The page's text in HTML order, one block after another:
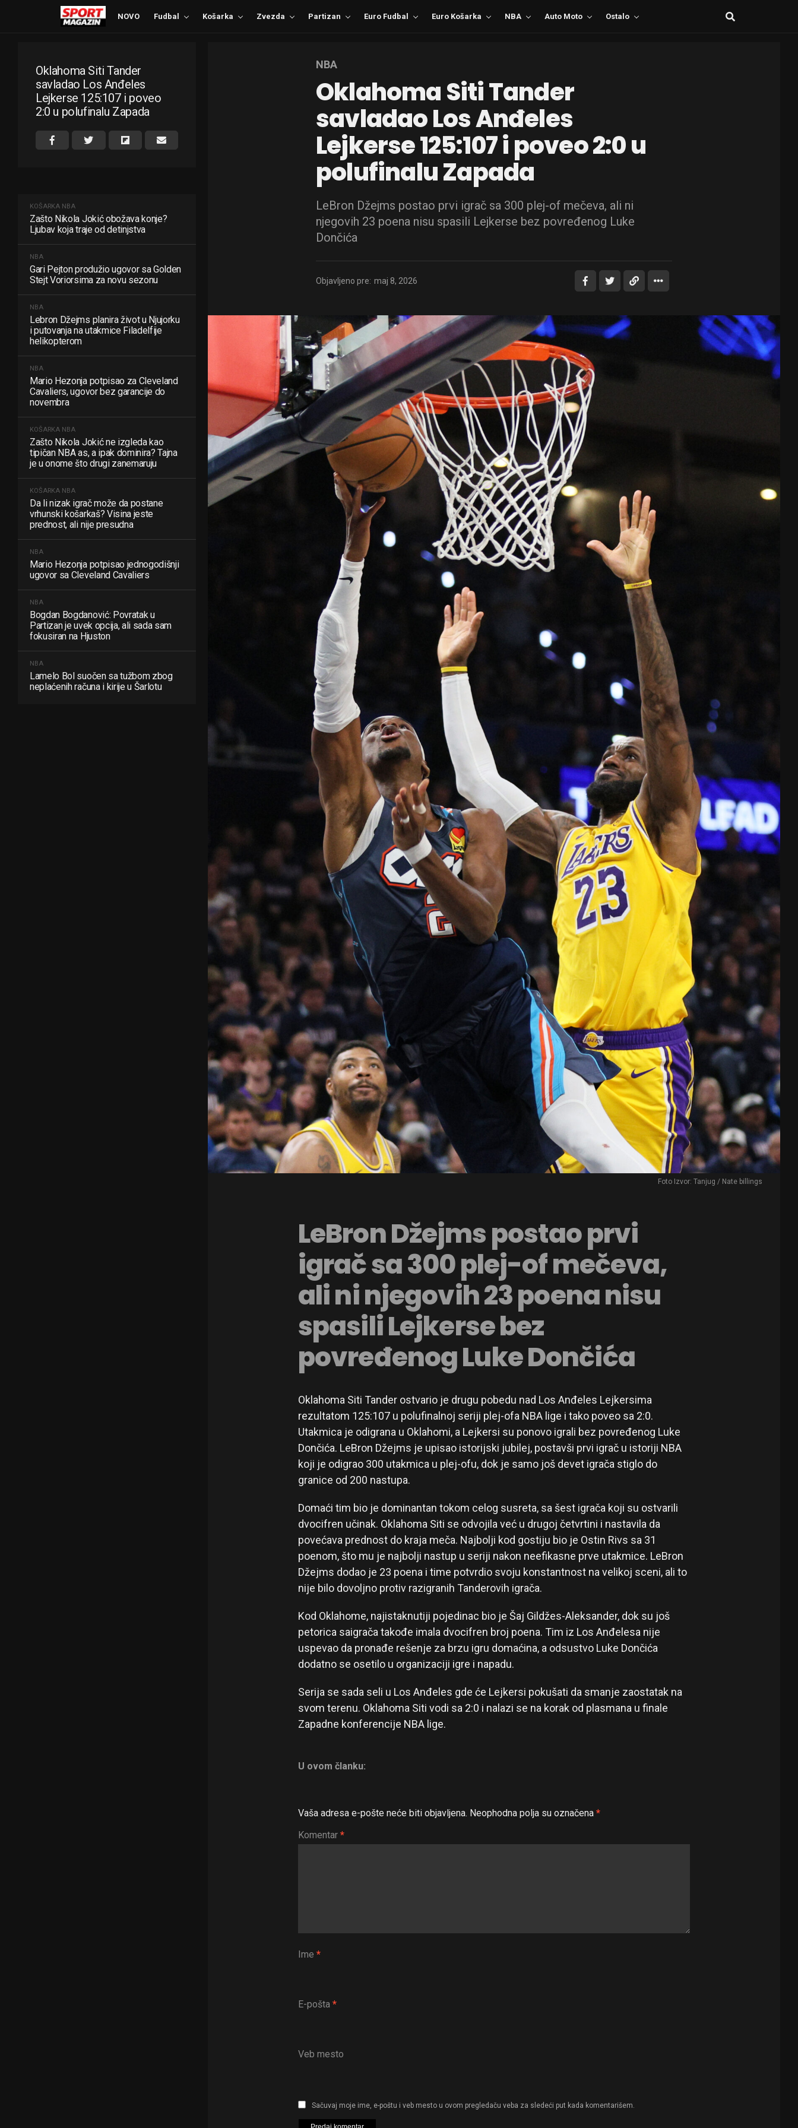
NOVO Fudbal Košarka Zvezda Partizan Euro Fudbal Euro Košarka NBA Auto Moto Ostalo
Oklahoma Siti Tander
savladao Los Anđeles
Lejkerse 125:107 i poveo
2:0 u polufinalu Zapada
KOŠARKA NBA
Zašto Nikola Jokić obožava konje?
Ljubav koja traje od detinjstva
NBA
Gari Pejton produžio ugovor sa Golden
Stejt Voriorsima za novu sezonu
NBA
Lebron Džejms planira život u Njujorku
i putovanja na utakmice Filadelfije
helikopterom
NBA
Mario Hezonja potpisao za Cleveland
Cavaliers, ugovor bez garancije do
novembra
KOŠARKA NBA
Zašto Nikola Jokić ne izgleda kao
tipičan NBA as, a ipak dominira? Tajna
je u onome što drugi zanemaruju
KOŠARKA NBA
Da li nizak igrač može da postane
vrhunski košarkaš? Visina jeste
prednost, ali nije presudna
NBA
Mario Hezonja potpisao jednogodišnji
ugovor sa Cleveland Cavaliers
NBA
Bogdan Bogdanović: Povratak u
Partizan je uvek opcija, ali sada sam
fokusiran na Hjuston
NBA
Lamelo Bol suočen sa tužbom zbog
neplaćenih računa i kirije u Šarlotu
NBA
Oklahoma Siti Tander
savladao Los Anđeles
Lejkerse 125:107 i poveo 2:0 u
polufinalu Zapada
LeBron Džejms postao prvi igrač sa 300 plej-of mečeva, ali ni
njegovih 23 poena nisu spasili Lejkerse bez povređenog Luke
Dončića
Objavljeno pre: maj 8, 2026
Foto Izvor: Tanjug / Nate billings
LeBron Džejms postao prvi
igrač sa 300 plej-of mečeva,
ali ni njegovih 23 poena nisu
spasili Lejkerse bez
povređenog Luke Dončića
Oklahoma Siti Tander ostvario je drugu pobedu nad Los Anđeles Lejkersima
rezultatom 125:107 u polufinalnoj seriji plej-ofa NBA lige i tako poveo sa 2:0.
Utakmica je odigrana u Oklahomi, a Lejkersi su ponovo igrali bez povređenog Luke
Dončića. LeBron Džejms je upisao istorijski jubilej, postavši prvi igrač u istoriji NBA
koji je odigrao 300 utakmica u plej-ofu, dok je samo još devet igrača stiglo do
granice od 200 nastupa.
Domaći tim bio je dominantan tokom celog susreta, sa šest igrača koji su ostvarili
dvocifren učinak. Oklahoma Siti se odvojila već u drugoj četvrtini i nastavila da
povećava prednost do kraja meča. Najbolji kod gostiju bio je Ostin Rivs sa 31
poenom, što mu je najbolji nastup u seriji nakon neefikasne prve utakmice. LeBron
Džejms dodao je 23 poena i time potvrdio svoju konstantnost na velikoj sceni, ali to
nije bilo dovoljno protiv razigranih Tanderovih igrača.
Kod Oklahome, najistaknutiji pojedinac bio je Šaj Gildžes-Aleksander, dok su još
petorica saigrača takođe imala dvocifren broj poena. Tim iz Los Anđelesa nije
uspevao da pronađe rešenje za brzu igru domaćina, a odsustvo Luke Dončića
dodatno se osetilo u organizaciji igre i napadu.
Serija se sada seli u Los Anđeles gde će Lejkersi pokušati da smanje zaostatak na
svom terenu. Oklahoma Siti vodi sa 2:0 i nalazi se na korak od plasmana u finale
Zapadne konferencije NBA lige.
U ovom članku:
Vaša adresa e-pošte neće biti objavljena. Neophodna polja su označena *
Komentar *
Ime *
E-pošta *
Veb mesto
Sačuvaj moje ime, e-poštu i veb mesto u ovom pregledaču veba za sledeći put kada komentarišem.